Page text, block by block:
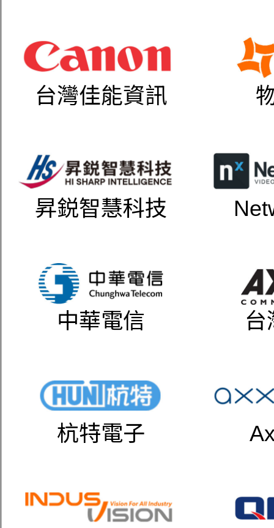
台灣佳能資訊
昇鋭智慧科技
中華電信 台
杭特電子